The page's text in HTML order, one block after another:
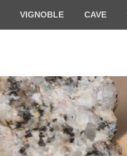
VIGNOBLE CAVE